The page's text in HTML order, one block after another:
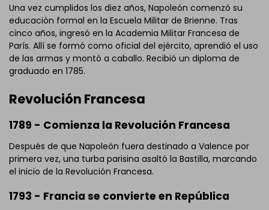
Si aún no cuentas conEdrawMax, puedes descargarlo
gratis desde
abajo.
También puedes probarEdrawMax Onlinegratis desde
abajo.
Una vez cumplidos los diez años, Napoleón comenzó su
educación formal en la Escuela Militar de Brienne. Tras
cinco años, ingresó en la Academia Militar Francesa de
París. Allí se formó como oficial del ejército, aprendió el uso
de las armas y montó a caballo. Recibió un diploma de
graduado en 1785.
Revolución Francesa
1789 - Comienza la Revolución Francesa
Después de que Napoleón fuera destinado a Valence por
primera vez, una turba parisina asaltó la Bastilla, marcando
el inicio de la Revolución Francesa.
1793 - Francia se convierte en República